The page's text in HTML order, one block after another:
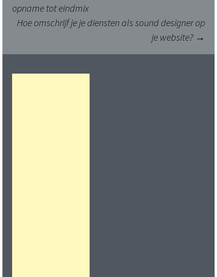
opname tot eindmix
Hoe omschrijf je je diensten als sound designer op
je website? →